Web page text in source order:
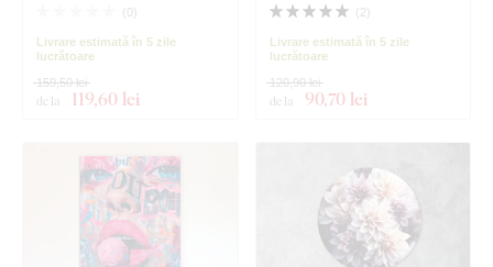
( 0)
Livrare estimată în 5 zile
lucrătoare
de la 119,60 lei
159,50 lei
( 2)
Livrare estimată în 5 zile
lucrătoare
de la 90,70 lei
120,90 lei